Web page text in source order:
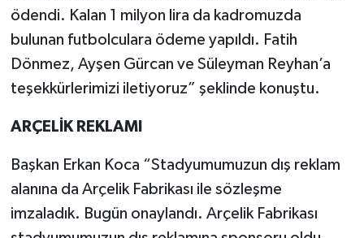
ödendi. Kalan 1 milyon lira da kadromuzda
bulunan futbolculara ödeme yapıldı. Fatih
Dönmez, Ayşen Gürcan ve Süleyman Reyhan’a
teşekkürlerimizi iletiyoruz” şeklinde konuştu.
ARÇELİK REKLAMI
Başkan Erkan Koca “Stadyumumuzun dış reklam
alanına da Arçelik Fabrikası ile sözleşme
imzaladık. Bugün onaylandı. Arçelik Fabrikası